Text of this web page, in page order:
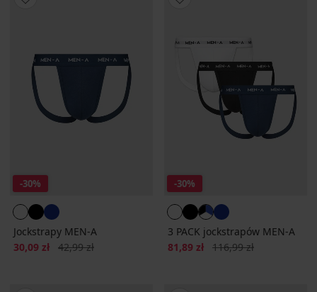
-30%
Jockstrapy MEN-A
Zniżka
30,09 zł Pierwotna cena
42,99 zł
-30%
3 PACK jockstrapów MEN-A
Zniżka
81,89 zł Pierwotna cena
116,99 zł